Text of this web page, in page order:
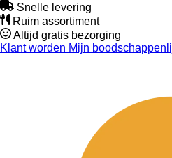
Snelle levering
Ruim assortiment
Altijd gratis bezorging
Klant worden Mijn